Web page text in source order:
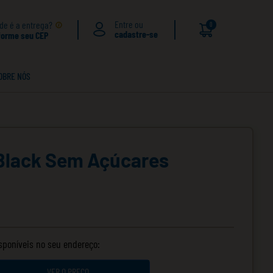
é a entrega?
seu CEP
0
NÓS
Sem Açúcares
no seu endereço: